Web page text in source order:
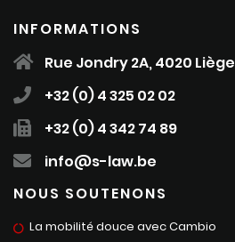
INFORMATIONS
Rue Jondry 2A, 4020 Liège
+32 (0) 4 325 02 02
+32 (0) 4 342 74 89
info@s-law.be
NOUS SOUTENONS
La mobilité douce avec Cambio